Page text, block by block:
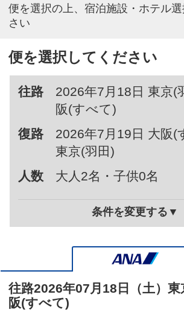
便を選択の上、宿泊施設・ホテル
さい
便を選択してください
往路
2026年7月18日 東京
阪(すべて)
復路
2026年7月19日 大阪
東京(羽田)
人数
大人2名・子供0名
条件を変更する▼
往路2026年07月18日（土） 東
阪(すべて)